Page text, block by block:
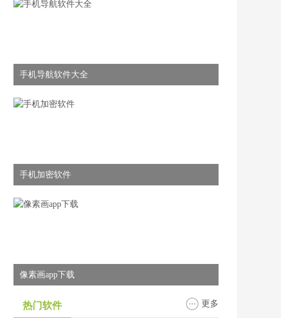
手机导航软件大全
手机加密软件
像素画app下载
热门软件 更多